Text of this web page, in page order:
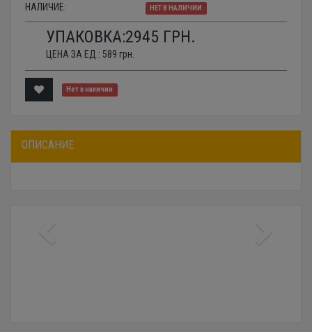
НАЛИЧИЕ:
НЕТ В НАЛИЧИИ
УПАКОВКА:2945 ГРН.
ЦЕНА ЗА ЕД.: 589 грн.
Нет в наличии
ОПИСАНИЕ